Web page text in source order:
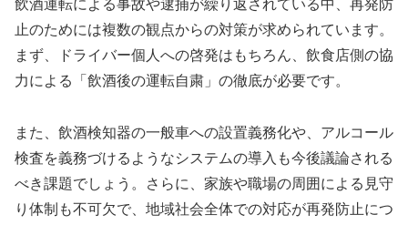
飲酒運転による事故や逮捕が繰り返されている中、再発防
止のためには複数の観点からの対策が求められています。
まず、ドライバー個人への啓発はもちろん、飲食店側の協
力による「飲酒後の運転自粛」の徹底が必要です。
また、飲酒検知器の一般車への設置義務化や、アルコール
検査を義務づけるようなシステムの導入も今後議論される
べき課題でしょう。さらに、家族や職場の周囲による見守
り体制も不可欠で、地域社会全体での対応が再発防止につ